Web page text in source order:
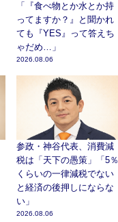
「『食べ物とか水とか持
ってますか？』と聞かれ
ても『YES』って答えち
ゃだめ…」
2026.08.06
参政・神谷代表、消費減
税は「天下の愚策」「5％
くらいの一律減税でない
と経済の後押しにならな
い」
2026.08.06